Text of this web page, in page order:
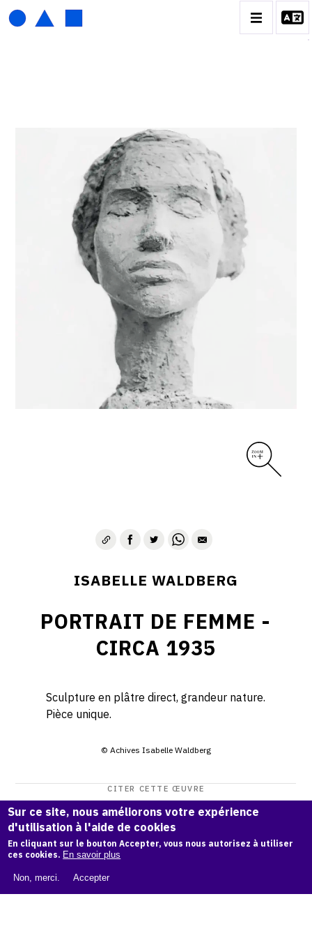
ISABELLE WALDBERG
BIOGRAPHIE
CATALOGUE DES OEUVRES
CONTACT
ISABELLE WALDBERG
PORTRAIT DE FEMME -
CIRCA 1935
Sculpture en plâtre direct, grandeur nature.
Pièce unique.
© Achives Isabelle Waldberg
CITER CETTE ŒUVRE
Isabelle Waldberg,Portrait de femme - circa 1935
Catalogue raisonné Isabelle Waldberg
r5bn
Sur ce site, nous améliorons votre expérience
d'utilisation à l'aide de cookies
En cliquant sur le bouton Accepter, vous nous autorisez à utiliser
ces cookies. En savoir plus
Non, merci. Accepter